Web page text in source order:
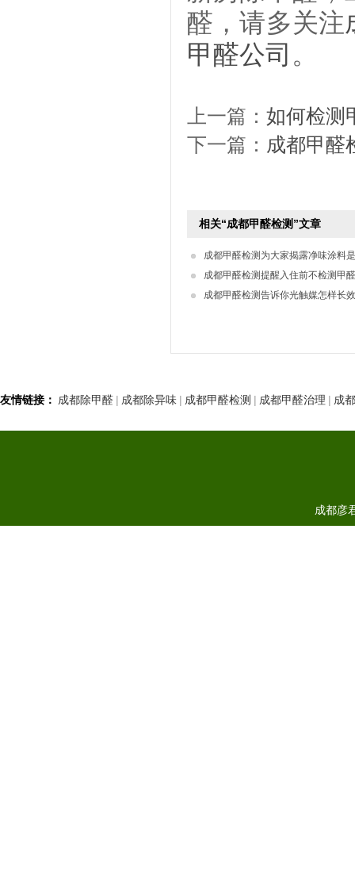
醛，请多关注
甲醛公司 。
上一篇： 如何检测
下一篇： 成都甲醛
相关“成都甲醛检测”文章
成都甲醛检测为大家揭露净味涂料
成都甲醛检测提醒入住前不检测甲
成都甲醛检测告诉你光触媒怎样长
友情链接： 成都除甲醛 | 成都除异味 | 成都甲醛检测 | 成都甲醛治理 | 成
成都彦